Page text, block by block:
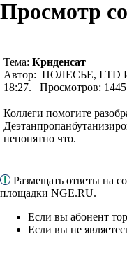
Просмотр
Тема: Крнденсат
Автор: ПОЛЕСЬЕ,
18:27. Просмотров:
Коллеги помогите
непонятно что.
Размещать ответы на
площадки NGE.RU.
Если вы абонент
Если вы не